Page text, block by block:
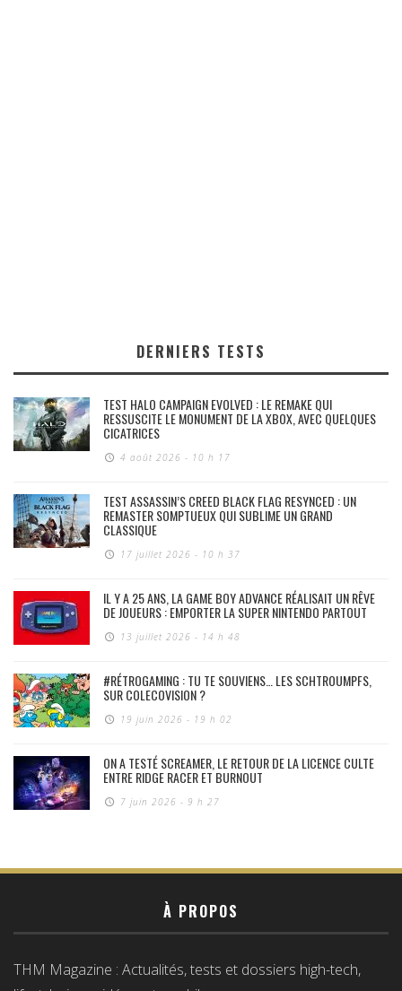
DERNIERS TESTS
TEST HALO CAMPAIGN EVOLVED : LE REMAKE QUI
RESSUSCITE LE MONUMENT DE LA XBOX, AVEC QUELQUES
CICATRICES
4 août 2026 - 10 h 17
TEST ASSASSIN’S CREED BLACK FLAG RESYNCED : UN
REMASTER SOMPTUEUX QUI SUBLIME UN GRAND
CLASSIQUE
17 juillet 2026 - 10 h 37
IL Y A 25 ANS, LA GAME BOY ADVANCE RÉALISAIT UN RÊVE
DE JOUEURS : EMPORTER LA SUPER NINTENDO PARTOUT
13 juillet 2026 - 14 h 48
#RÉTROGAMING : TU TE SOUVIENS… LES SCHTROUMPFS,
SUR COLECOVISION ?
19 juin 2026 - 19 h 02
ON A TESTÉ SCREAMER, LE RETOUR DE LA LICENCE CULTE
ENTRE RIDGE RACER ET BURNOUT
7 juin 2026 - 9 h 27
À PROPOS
THM Magazine : Actualités, tests et dossiers high-tech,